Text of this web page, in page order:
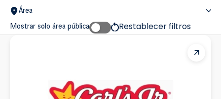
Área
Mostrar solo área pública
Restablecer filtros